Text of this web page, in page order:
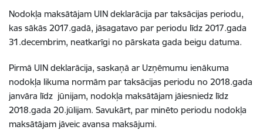
Nodokļa maksātājam UIN deklarācija par taksācijas periodu,
kas sākās 2017.gadā, jāsagatavo par periodu līdz 2017.gada
31.decembrim, neatkarīgi no pārskata gada beigu datuma.
Pirmā UIN deklarācija, saskaņā ar Uzņēmumu ienākuma
nodokļa likuma normām par taksācijas periodu no 2018.gada
janvāra līdz jūnijam, nodokļa maksātājam jāiesniedz līdz
2018.gada 20.jūlijam. Savukārt, par minēto periodu nodokļa
maksātājam jāveic avansa maksājumi.